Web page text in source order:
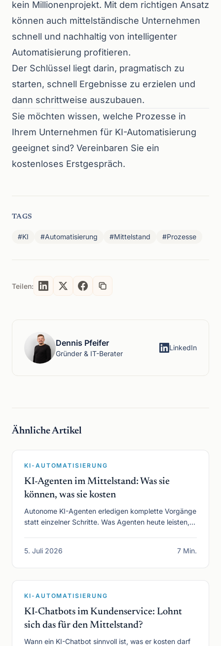
kein Millionenprojekt. Mit dem richtigen Ansatz
können auch mittelständische Unternehmen
schnell und nachhaltig von intelligenter
Automatisierung profitieren.
Der Schlüssel liegt darin, pragmatisch zu
starten, schnell Ergebnisse zu erzielen und
dann schrittweise auszubauen.
Sie möchten wissen, welche Prozesse in
Ihrem Unternehmen für KI-Automatisierung
geeignet sind? Vereinbaren Sie ein
kostenloses Erstgespräch.
TAGS
#KI #Automatisierung #Mittelstand #Prozesse
Teilen:
Dennis Pfeifer
Gründer & IT-Berater
LinkedIn
Ähnliche Artikel
KI-AUTOMATISIERUNG
KI-Agenten im Mittelstand: Was sie
können, was sie kosten
Autonome KI-Agenten erledigen komplette Vorgänge
statt einzelner Schritte. Was Agenten heute leisten,
5. Juli 2026 7 Min.
KI-AUTOMATISIERUNG
KI-Chatbots im Kundenservice: Lohnt
sich das für den Mittelstand?
Wann ein KI-Chatbot sinnvoll ist, was er kosten darf